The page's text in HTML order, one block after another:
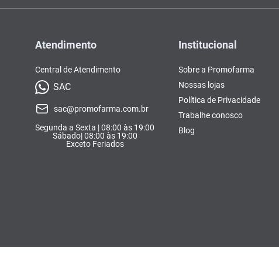
Atendimento
Central de Atendimento
SAC
sac@promofarma.com.br
Segunda a Sexta | 08:00 às 19:00
Sábado| 08:00 às 19:00
Exceto Feriados
Institucional
Sobre a Promofarma
Nossas lojas
Política de Privacidade
Trabalhe conosco
Blog